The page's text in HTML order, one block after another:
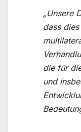
„Unsere
dass
die für
und